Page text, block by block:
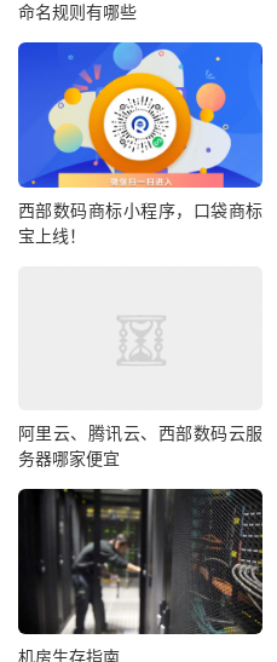
命名规则有哪些
西部数码商标小程序，口袋商标
宝上线！
阿里云、腾讯云、西部数码云服
务器哪家便宜
机房生存指南